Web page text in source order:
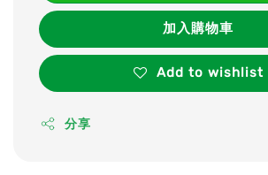
加入購物車
Add to wishlist
分享